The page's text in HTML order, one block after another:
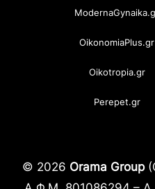
OikonomiaPlus.gr
Oikotropia.gr
Perepet.gr
© 2026 Orama Group